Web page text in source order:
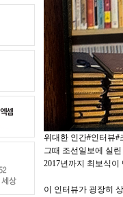
위대한 인간#인터뷰#
그때 조선일보에 실
2017년까지 최보식
이 인터뷰가 굉장히